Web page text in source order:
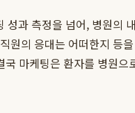
성과 측정을 넘어, 병원의
원의 응대는 어떠한지 등
마케팅은 환자를 병원